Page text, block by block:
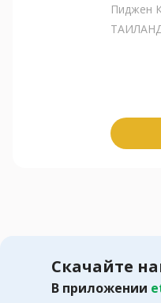
Пиджен
Скачайте
В приложении